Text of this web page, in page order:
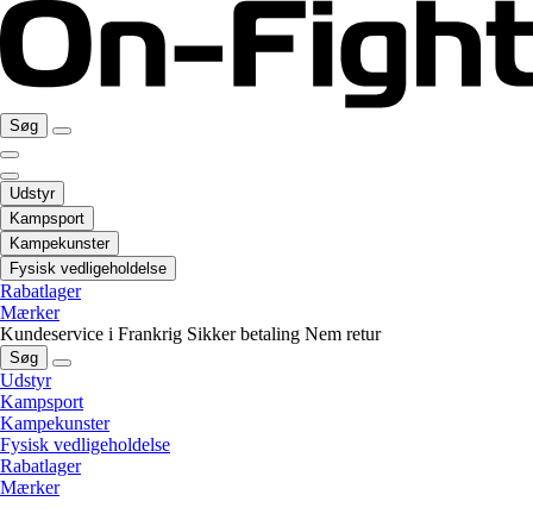
Søg
Udstyr
Kampsport
Kampekunster
Fysisk vedligeholdelse
Rabatlager
Mærker
Kundeservice i Frankrig Sikker betaling Nem retur
Søg
Udstyr
Kampsport
Kampekunster
Fysisk vedligeholdelse
Rabatlager
Mærker